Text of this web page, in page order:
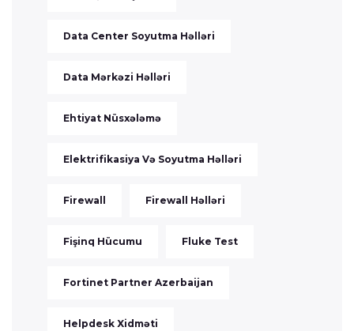
Data Center Soyutma Həlləri
Data Mərkəzi Həlləri
Ehtiyat Nüsxələmə
Elektrifikasiya Və Soyutma Həlləri
Firewall Firewall Həlləri
Fişinq Hücumu Fluke Test
Fortinet Partner Azerbaijan
Helpdesk Xidməti